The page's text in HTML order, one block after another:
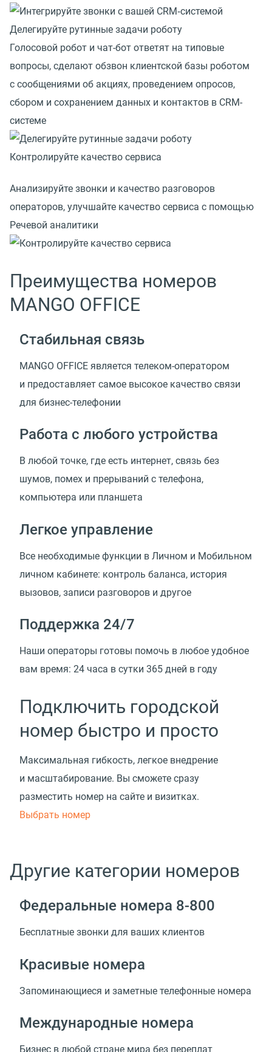
Делегируйте рутинные задачи роботу
Голосовой робот и чат-бот ответят на типовые
вопросы, сделают обзвон клиентской базы роботом
с сообщениями об акциях, проведением опросов,
сбором и сохранением данных и контактов в CRM-
системе
Контролируйте качество сервиса
Анализируйте звонки и качество разговоров
операторов, улучшайте качество сервиса с помощью
Речевой аналитики
Преимущества номеров
MANGO OFFICE
Стабильная связь
MANGO OFFICE является телеком-оператором
и предоставляет самое высокое качество связи
для бизнес-телефонии
Работа с любого устройства
В любой точке, где есть интернет, связь без
шумов, помех и прерываний с телефона,
компьютера или планшета
Легкое управление
Все необходимые функции в Личном и Мобильном
личном кабинете: контроль баланса, история
вызовов, записи разговоров и другое
Поддержка 24/7
Наши операторы готовы помочь в любое удобное
вам время: 24 часа в сутки 365 дней в году
Подключить городской
номер быстро и просто
Максимальная гибкость, легкое внедрение
и масштабирование. Вы сможете сразу
разместить номер на сайте и визитках.
Выбрать номер
Другие категории номеров
Федеральные номера 8-800
Бесплатные звонки для ваших клиентов
Красивые номера
Запоминающиеся и заметные телефонные номера
Международные номера
Бизнес в любой стране мира без переплат